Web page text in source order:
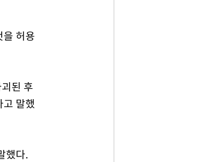
허용
된 후
말했
했다.